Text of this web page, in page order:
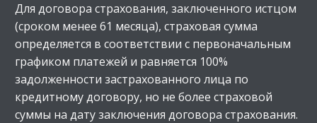
Для договора страхования, заключенного истцом
(сроком менее 61 месяца), страховая сумма
определяется в соответствии с первоначальным
графиком платежей и равняется 100%
задолженности застрахованного лица по
кредитному договору, но не более страховой
суммы на дату заключения договора страхования.